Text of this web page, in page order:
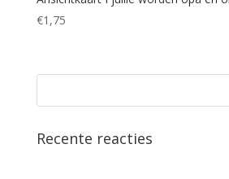
€1,75
Recente reacties